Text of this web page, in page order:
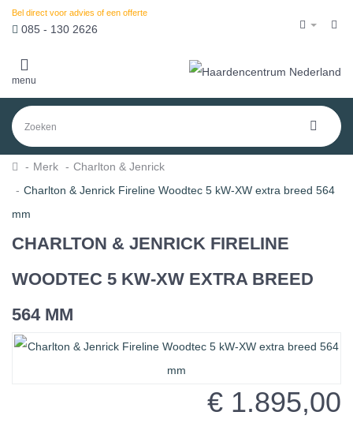
Bel direct voor advies of een offerte
085 - 130 2626
menu
Merk
Charlton & Jenrick
Charlton & Jenrick Fireline Woodtec 5 kW-XW extra breed 564
mm
CHARLTON & JENRICK FIRELINE
WOODTEC 5 KW-XW EXTRA BREED
564 MM
€ 1.895,00